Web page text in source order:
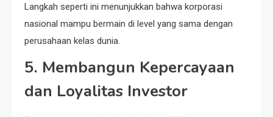
Langkah seperti ini menunjukkan bahwa korporasi
nasional mampu bermain di level yang sama dengan
perusahaan kelas dunia.
5. Membangun Kepercayaan
dan Loyalitas Investor